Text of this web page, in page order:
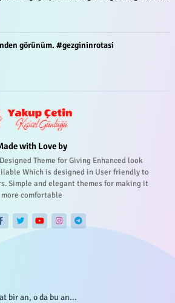
görünüm. #gezgininrotasi
with Love by
Theme for Giving Enhanced look
Which is designed in User friendly to
Simple and elegant themes for making it
more comfortable
bir an, o da bu an...